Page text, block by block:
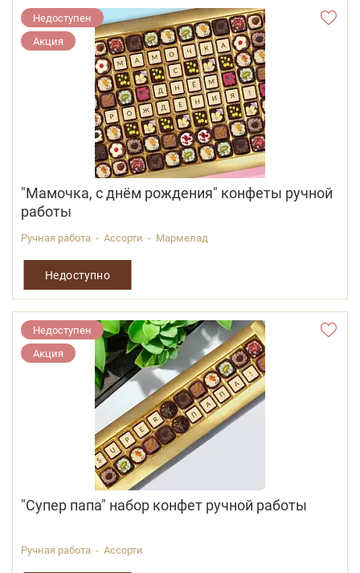
Недоступен
Акция
"Мамочка, с днём рождения" конфеты ручной
работы
Ручная работа - Ассорти - Мармелад
Недоступно
Недоступен
Акция
"Супер папа" набор конфет ручной работы
Ручная работа - Ассорти